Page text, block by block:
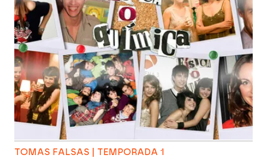
TOMAS FALSAS | TEMPORADA 1